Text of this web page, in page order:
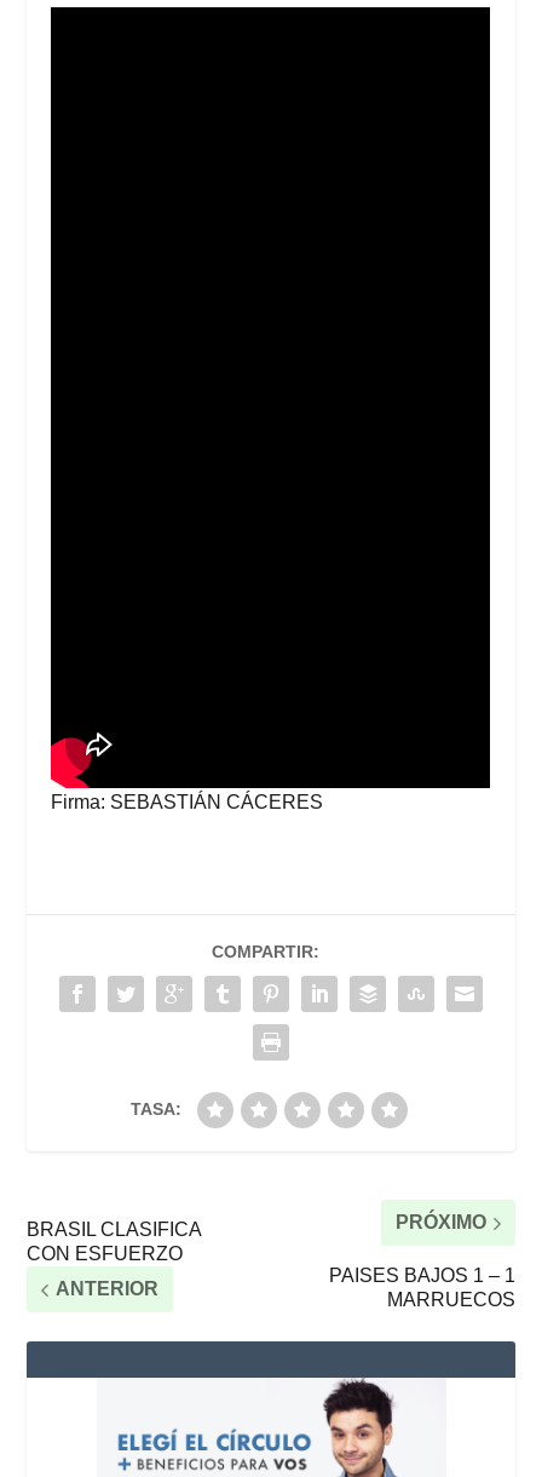
Firma: SEBASTIÁN CÁCERES
COMPARTIR:
TASA:
BRASIL CLASIFICA
CON ESFUERZO
ANTERIOR
PRÓXIMO
PAISES BAJOS 1 – 1
MARRUECOS